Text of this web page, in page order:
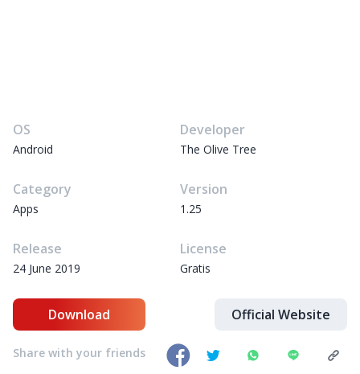
OS
Android
Developer
The Olive Tree
Category
Apps
Version
1.25
Release
24 June 2019
License
Gratis
Download Official Website
Share with your friends